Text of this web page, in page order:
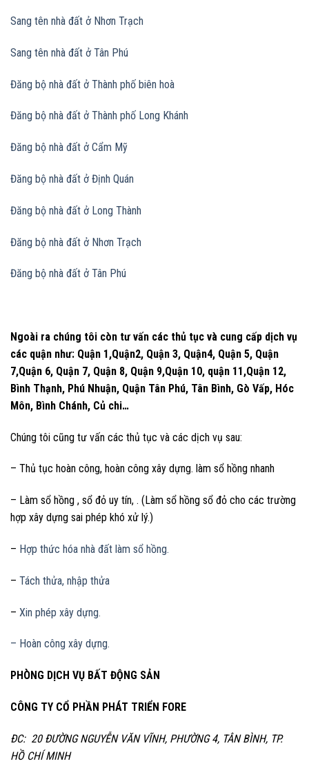
Sang tên nhà đất ở Nhơn Trạch
Sang tên nhà đất ở Tân Phú
Đăng bộ nhà đất ở Thành phố biên hoà
Đăng bộ nhà đất ở Thành phố Long Khánh
Đăng bộ nhà đất ở Cẩm Mỹ
Đăng bộ nhà đất ở Định Quán
Đăng bộ nhà đất ở Long Thành
Đăng bộ nhà đất ở Nhơn Trạch
Đăng bộ nhà đất ở Tân Phú
Ngoài ra chúng tôi còn tư vấn các thủ tục và cung cấp dịch vụ
các quận như: Quận 1,Quận2, Quận 3, Quận4, Quận 5, Quận
7,Quận 6, Quận 7, Quận 8, Quận 9,Quận 10, quận 11,Quận 12,
Bình Thạnh, Phú Nhuận, Quận Tân Phú, Tân Bình, Gò Vấp, Hóc
Môn, Bình Chánh, Củ chi…
Chúng tôi cũng tư vấn các thủ tục và các dịch vụ sau:
– Thủ tục hoàn công, hoàn công xây dựng. làm sổ hồng nhanh
– Làm sổ hồng , sổ đỏ uy tín, . (Làm sổ hồng sổ đỏ cho các trường
hợp xây dựng sai phép khó xử lý.)
– Hợp thức hóa nhà đất làm sổ hồng.
– Tách thửa, nhập thửa
– Xin phép xây dựng.
– Hoàn công xây dựng.
PHÒNG DỊCH VỤ BẤT ĐỘNG SẢN
CÔNG TY CỔ PHẦN PHÁT TRIỂN FORE
ĐC: 20 ĐƯỜNG NGUYỄN VĂN VĨNH, PHƯỜNG 4, TÂN BÌNH, TP.
HỒ CHÍ MINH